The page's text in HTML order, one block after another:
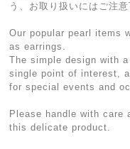
う、お取り扱いにはご注意
Our popular pearl items
as earrings.
The simple design with
single point of interest,
for special events and
Please handle with care
this delicate product.